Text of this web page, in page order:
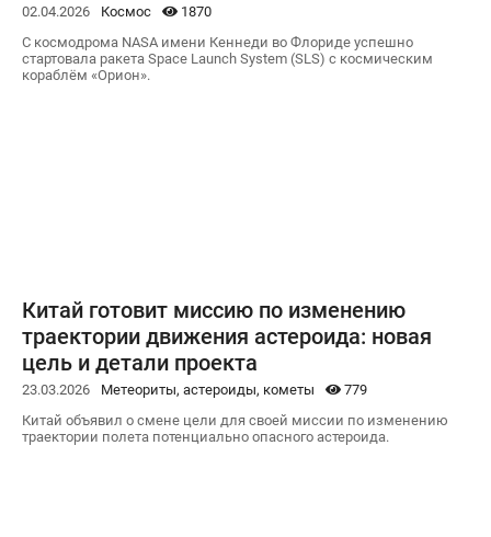
02.04.2026 Космос
1870
С космодрома NASA имени Кеннеди во Флориде успешно
стартовала ракета Space Launch System (SLS) с космическим
кораблём «Орион».
Китай готовит миссию по изменению
траектории движения астероида: новая
цель и детали проекта
23.03.2026 Метеориты, астероиды, кометы
779
Китай объявил о смене цели для своей миссии по изменению
траектории полета потенциально опасного астероида.